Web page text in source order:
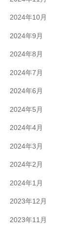
2024年10月
2024年9月
2024年8月
2024年7月
2024年6月
2024年5月
2024年4月
2024年3月
2024年2月
2024年1月
2023年12月
2023年11月